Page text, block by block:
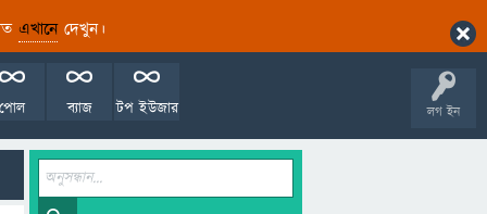
এখানেদেখুন।
লগ ইন
টপ ইউজার
ব্যাজ
পোল